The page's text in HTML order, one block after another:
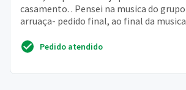
casamento. . Pensei na musica do grupo
arruaça- pedido final, ao final da musica
Pedido atendido